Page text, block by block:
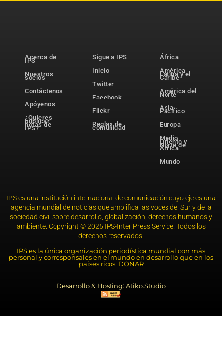
Acerca de
IPS
Nuestros
socios
Contáctenos
Apóyenos
¿Quieres
publicar
notas de
IPS?
Sigue a IPS
Inicio
Twitter
Facebook
Flickr
Reglas de
comunidad
África
América
Latina y el
Caribe
América del
Norte
Asia-
Pacífico
Europa
Medio
Oriente y
Norte de
África
Mundo
IPS es una institución internacional de comunicación cuyo eje es una
agencia mundial de noticias que amplifica las voces del Sur y de la
sociedad civil sobre desarrollo, globalización, derechos humanos y
ambiente. Copyright © 2025 IPS-Inter Press Service. Todos los
derechos reservados.
IPS es la única organización periodística mundial con más
personal y corresponsales en el mundo en desarrollo que en los
países ricos. DONAR
Desarrollo & Hosting: Atiko.Studio